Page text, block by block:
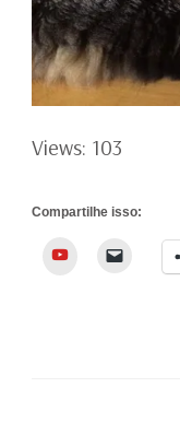
Views: 103
Compartilhe isso:
YouTube